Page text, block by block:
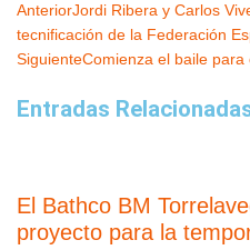
Ant
AnteriorJordi Ribera y Carlos
tecnificación de la Federación
SiguienteComienza el baile para
Entradas
El Bathco BM
proyecto para la